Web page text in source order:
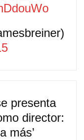
presenta
director:
más’